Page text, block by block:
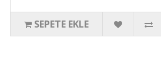
SEPETE EKLE